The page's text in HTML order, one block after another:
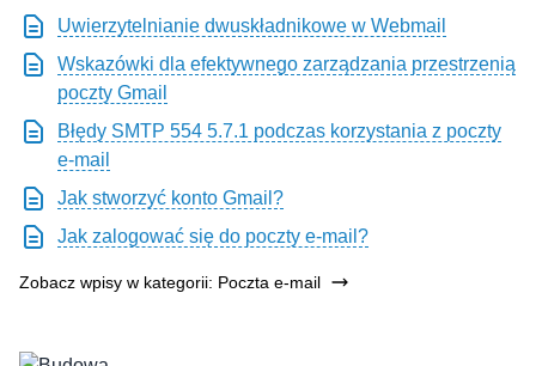
Uwierzytelnianie dwuskładnikowe w Webmail
Wskazówki dla efektywnego zarządzania przestrzenią
poczty Gmail
Błędy SMTP 554 5.7.1 podczas korzystania z poczty
e-mail
Jak stworzyć konto Gmail?
Jak zalogować się do poczty e-mail?
Zobacz wpisy w kategorii: Poczta e-mail